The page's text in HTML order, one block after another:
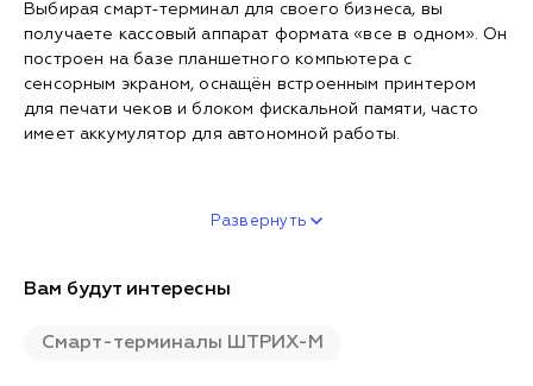
Выбирая смарт-терминал для своего бизнеса, вы
получаете кассовый аппарат формата «все в одном». Он
построен на базе планшетного компьютера с
сенсорным экраном, оснащён встроенным принтером
для печати чеков и блоком фискальной памяти, часто
имеет аккумулятор для автономной работы.
Развернуть
Вам будут интересны
Смарт-терминалы ШТРИХ-М